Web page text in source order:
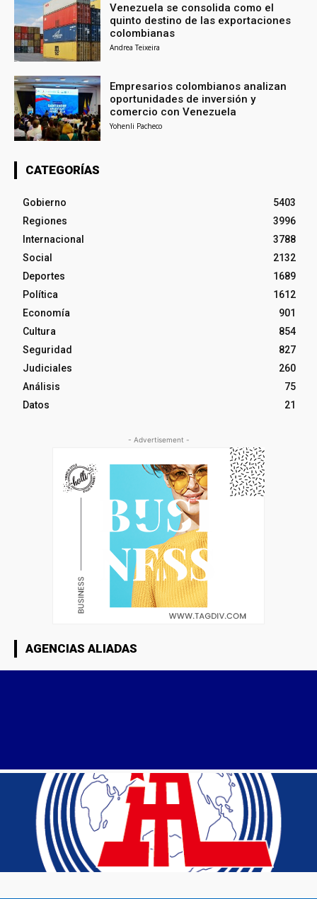
Venezuela se consolida como el
quinto destino de las exportaciones
colombianas
Andrea Teixeira
Empresarios colombianos analizan
oportunidades de inversión y
comercio con Venezuela
Yohenli Pacheco
CATEGORÍAS
Gobierno
5403
Regiones
3996
Internacional
3788
Social
2132
Deportes
1689
Política
1612
Economía
901
Cultura
854
Seguridad
827
Judiciales
260
Análisis
75
Datos
21
- Advertisement -
AGENCIAS ALIADAS